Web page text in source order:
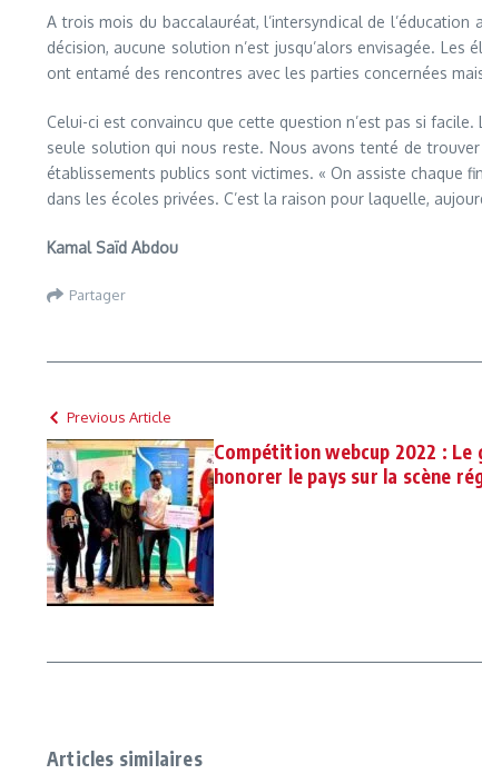
A trois mois du baccalauréat, l’intersyndical de
décision, aucune solution n’est jusqu’alors envisagée.
ont entamé des rencontres avec les parties concernées
Celui-ci est convaincu que cette question n’est pas si
seule solution qui nous reste. Nous avons tenté de
établissements publics sont victimes. « On assiste chaque
dans les écoles privées. C’est la raison pour laquelle,
Kamal Saïd Abdou
Partager
Previous Article
Compétition webcup 2022 : Le
honorer le pays sur la scène
Articles similaires